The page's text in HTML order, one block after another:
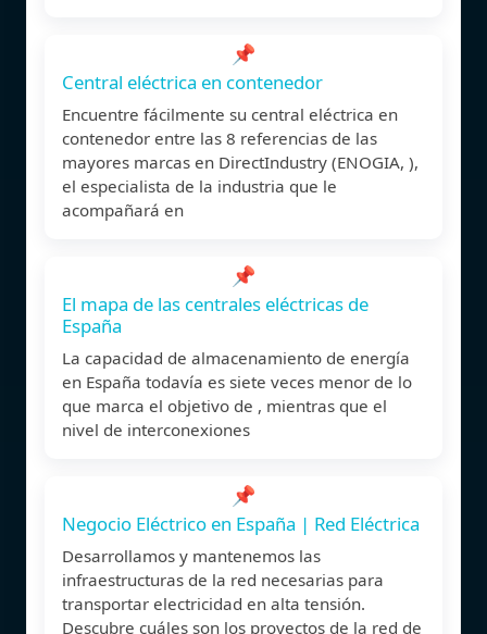
📌
Central eléctrica en contenedor
Encuentre fácilmente su central eléctrica en
contenedor entre las 8 referencias de las
mayores marcas en DirectIndustry (ENOGIA, ),
el especialista de la industria que le
acompañará en
📌
El mapa de las centrales eléctricas de
España
La capacidad de almacenamiento de energía
en España todavía es siete veces menor de lo
que marca el objetivo de , mientras que el
nivel de interconexiones
📌
Negocio Eléctrico en España | Red Eléctrica
Desarrollamos y mantenemos las
infraestructuras de la red necesarias para
transportar electricidad en alta tensión.
Descubre cuáles son los proyectos de la red de